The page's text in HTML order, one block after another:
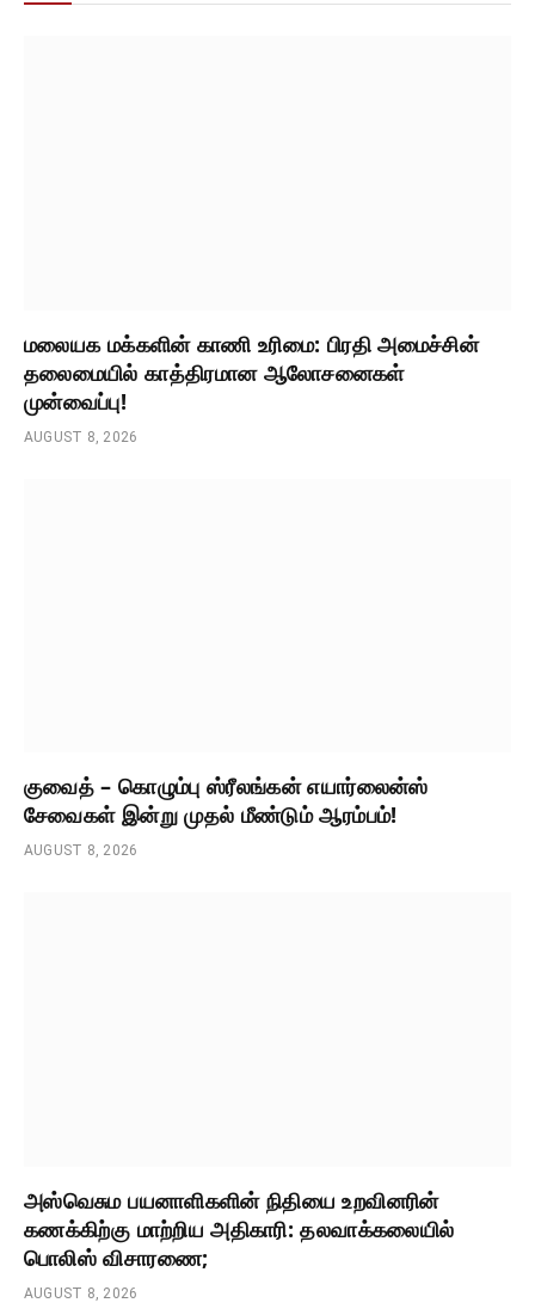
மலையக மக்களின் காணி உரிமை: பிரதி அமைச்சின்
தலைமையில் காத்திரமான ஆலோசனைகள்
முன்வைப்பு!
AUGUST 8, 2026
குவைத் – கொழும்பு ஸ்ரீலங்கன் எயார்லைன்ஸ்
சேவைகள் இன்று முதல் மீண்டும் ஆரம்பம்!
AUGUST 8, 2026
அஸ்வெசும பயனாளிகளின் நிதியை உறவினரின்
கணக்கிற்கு மாற்றிய அதிகாரி: தலவாக்கலையில்
பொலிஸ் விசாரணை;
AUGUST 8, 2026